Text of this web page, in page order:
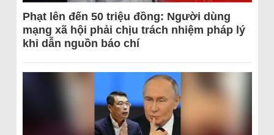
Phạt lên đến 50 triệu đồng: Người dùng
mạng xã hội phải chịu trách nhiệm pháp lý
khi dẫn nguồn báo chí